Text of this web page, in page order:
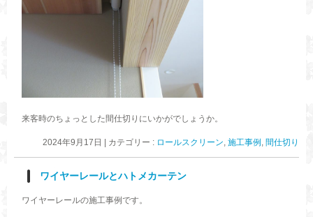
来客時のちょっとした間仕切りにいかがでしょうか。
2024年9月17日 カテゴリー : ロールスクリーン, 施工事例 , 間仕切り
ワイヤーレールとハトメカーテン
ワイヤーレールの施工事例です。